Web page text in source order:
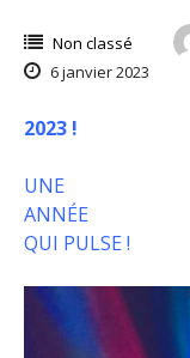
Non classé
6 janvier 2023
2023 !
UNE
ANNÉE
QUI PULSE !